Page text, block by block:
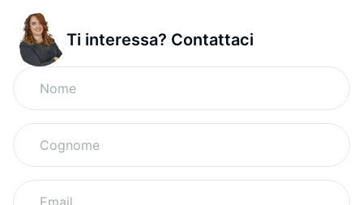
Ti interessa? Contattaci